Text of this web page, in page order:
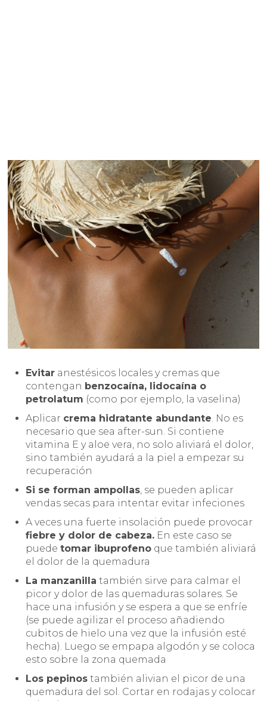
Evitar anestésicos locales y cremas que
contengan benzocaína, lidocaína o
petrolatum (como por ejemplo, la vaselina)
Aplicar crema hidratante abundante. No es
necesario que sea after-sun. Si contiene
vitamina E y aloe vera, no solo aliviará el dolor,
sino también ayudará a la piel a empezar su
recuperación
Si se forman ampollas, se pueden aplicar
vendas secas para intentar evitar infeciones
A veces una fuerte insolación puede provocar
fiebre y dolor de cabeza. En este caso se
puedetomar ibuprofeno que también aliviará
el dolor de la quemadura
La manzanilla también sirve para calmar el
picor y dolor de las quemaduras solares. Se
hace una infusión y se espera a que se enfríe
(se puede agilizar el proceso añadiendo
cubitos de hielo una vez que la infusión esté
hecha). Luego se empapa algodón y se coloca
esto sobre la zona quemada
Los pepinos también alivian el picor de una
quemadura del sol. Cortar en rodajas y colocar